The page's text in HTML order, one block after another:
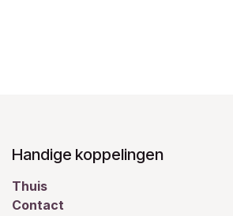
Handige koppelingen
Thuis
Contact